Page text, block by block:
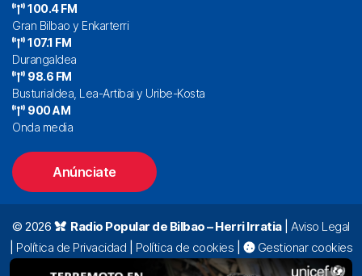
100.4 FM
Gran Bilbao y Enkarterri
107.1 FM
Durangaldea
98.6 FM
Busturialdea, Lea-Artibai y Uribe-Kosta
900 AM
Onda media
Anúnciate
© 2026 Radio Popular de Bilbao – Herri Irratia| Aviso Legal
Política de Privacidad Política de cookies
Gestionar cookies
Alda. Mazarredo, 47 – 7º 48009 Bilbao |
94 423 92 00|